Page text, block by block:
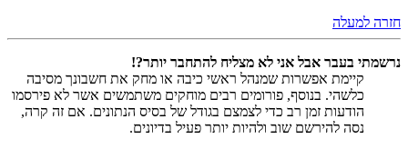
חזרה למעלה
נרשמתי בעבר אבל אני לא מצליח להתחבר יותר?!
קיימת אפשרות שמנהל ראשי כיבה או מחק את חשבונך מסיבה
כלשהי. בנוסף, פורומים רבים מוחקים משתמשים אשר לא פירסמו
הודעות זמן רב כדי לצמצם בגודל של בסיס הנתונים. אם זה קרה,
נסה להירשם שוב ולהיות יותר פעיל בדיונים.